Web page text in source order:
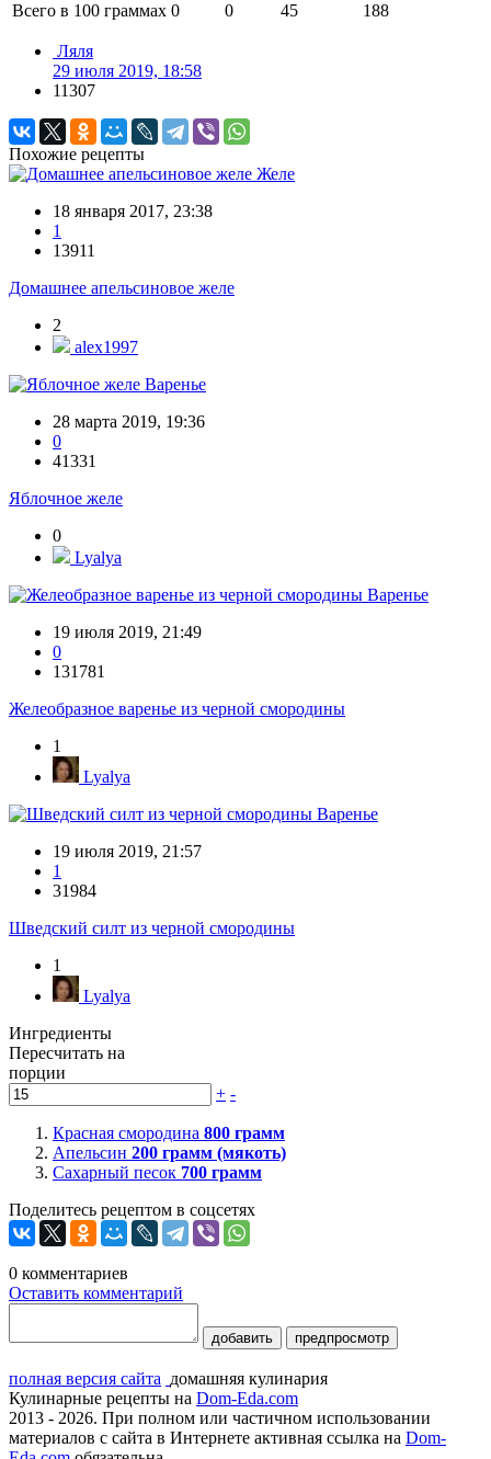
Всего в 100 граммах 0 0 45 188
Ляля
29 июля 2019, 18:58
11307
Похожие рецепты
Желе
18 января 2017, 23:38
1
13911
Домашнее апельсиновое желе
2
alex1997
Варенье
28 марта 2019, 19:36
0
41331
Яблочное желе
0
Lyalya
Варенье
19 июля 2019, 21:49
0
131781
Желеобразное варенье из черной смородины
1
Lyalya
Варенье
19 июля 2019, 21:57
1
31984
Шведский силт из черной смородины
1
Lyalya
Ингредиенты
Пересчитать на
порции
+ -
Красная смородина 800 грамм
Апельсин 200 грамм (мякоть)
Сахарный песок 700 грамм
Поделитесь рецептом в соцсетях
0 комментариев
Оставить комментарий
добавить предпросмотр
полная версия сайта домашняя кулинария
Кулинарные рецепты на Dom-Eda.com
2013 - 2026. При полном или частичном использовании
материалов с сайта в Интернете активная ссылка на Dom-